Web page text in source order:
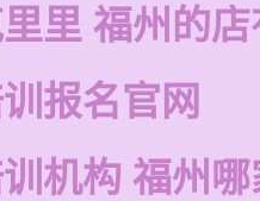
里 福州的
报名官网
机构 福州